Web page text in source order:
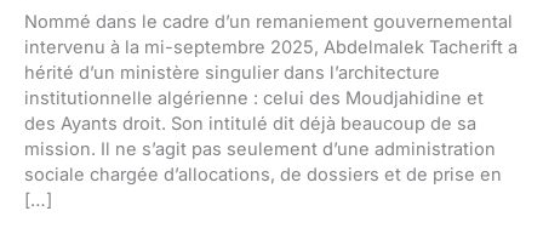
Nommé dans le cadre d’un remaniement gouvernemental
intervenu à la mi-septembre 2025, Abdelmalek Tacherift a
hérité d’un ministère singulier dans l’architecture
institutionnelle algérienne : celui des Moudjahidine et
des Ayants droit. Son intitulé dit déjà beaucoup de sa
mission. Il ne s’agit pas seulement d’une administration
sociale chargée d’allocations, de dossiers et de prise en
[…]